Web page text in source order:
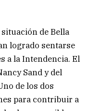
de Bella
logrado sentarse
a la Intendencia. El
Sand y del
de los dos
para contribuir a